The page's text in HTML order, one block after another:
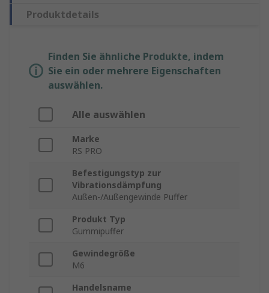
Produktdetails
Finden Sie ähnliche Produkte, indem
Sie ein oder mehrere Eigenschaften
auswählen.
Alle auswählen
Marke
RS PRO
Befestigungstyp zur
Vibrationsdämpfung
Außen-/Außengewinde Puffer
Produkt Typ
Gummipuffer
Gewindegröße
M6
Handelsname